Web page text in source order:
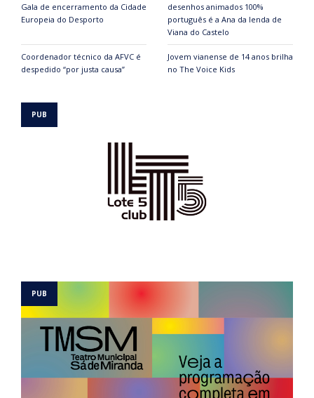
Gala de encerramento da Cidade
Europeia do Desporto
desenhos animados 100%
português é a Ana da lenda de
Viana do Castelo
Coordenador técnico da AFVC é
despedido “por justa causa”
Jovem vianense de 14 anos brilha
no The Voice Kids